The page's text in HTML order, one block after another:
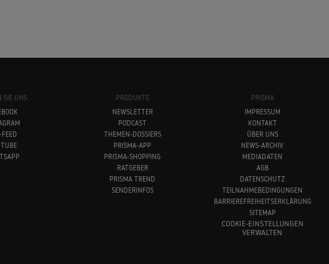
SIE UNS
FEED
PRODUKTE
NEWSLETTER
PODCAST
THEMEN-DOSSIERS
PRISMA-APP
PRISMA-SHOPPING
RATGEBER
PRISMA TREND
SENDERINFOS
PRISMA
IMPRESSUM
KONTAKT
ÜBER UNS
NEWS-ARCHIV
MEDIADATEN
AGB
DATENSCHUTZ
TEILNAHMEBEDINGUNGEN
BARRIEREFREIHEITSERKLÄRUNG
SITEMAP
COOKIE-EINSTELLUNGEN
VERWALTEN